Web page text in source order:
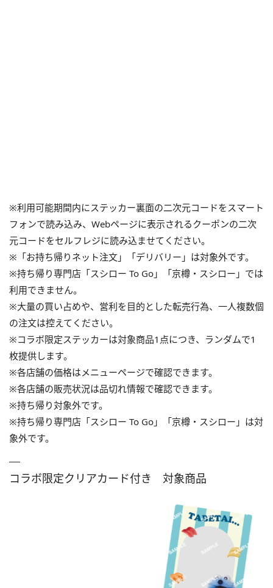
※利用可能期間内にステッカー裏面の二次元コードをスマート
フォンで読み込み、Webページに表示されるクーポンの二次
元コードをセルフレジに読み込ませてください。
※「お持ち帰りネット注文」「デリバリー」は対象外です。
※持ち帰り専門店「スシロー To Go」「京樽・スシロー」では
利用できません。
※大量の買い占めや、営利を目的とした転売行為、一人複数個
の注文は控えてください。
※コラボ限定ステッカーは対象商品1点につき、ランダムで1
枚提供します。
※各店舗の価格はメニューページで確認できます。
※各店舗の販売状況は品切れ情報で確認できます。
※持ち帰り対象外です。
※持ち帰り専門店「スシロー To Go」「京樽・スシロー」は対
象外です。
コラボ限定クリアカード付き 対象商品